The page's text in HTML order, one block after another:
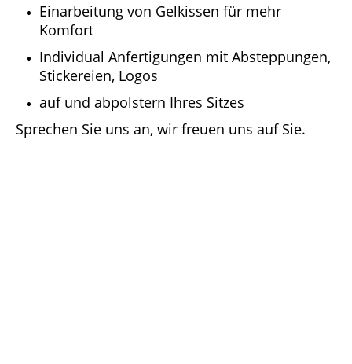
Einarbeitung von Gelkissen für mehr
Komfort
Individual Anfertigungen mit Absteppungen,
Stickereien, Logos
auf und abpolstern Ihres Sitzes
Sprechen Sie uns an, wir freuen uns auf Sie.